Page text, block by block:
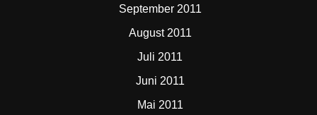
September 2011
August 2011
Juli 2011
Juni 2011
Mai 2011